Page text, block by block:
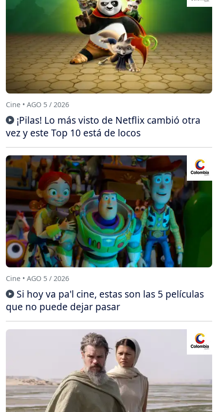
Cine • AGO 5 / 2026
¡Pilas! Lo más visto de Netflix cambió otra
vez y este Top 10 está de locos
Cine • AGO 5 / 2026
Si hoy va pa'l cine, estas son las 5 películas
que no puede dejar pasar